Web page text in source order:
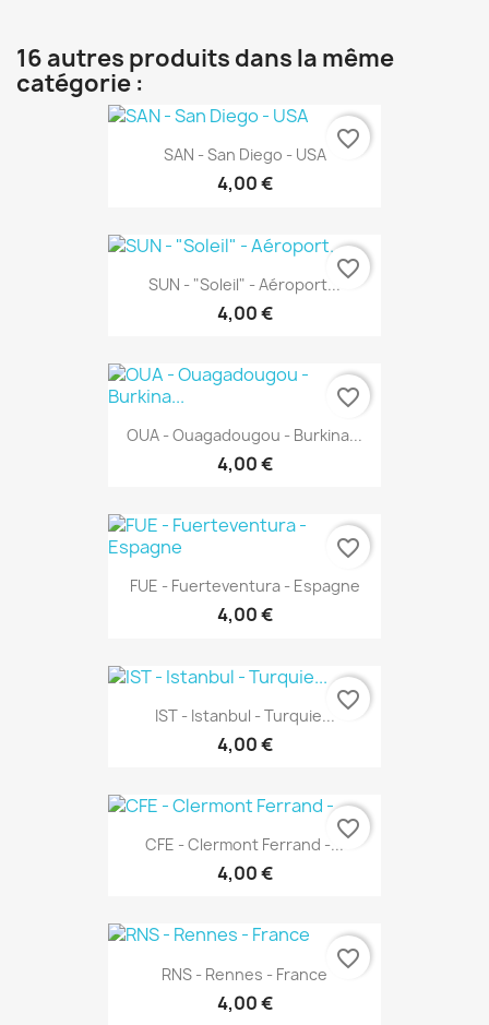
16 autres produits dans la même
catégorie :
SAN - San Diego - USA
4,00 €
favorite_border
SUN - "Soleil" - Aéroport...
4,00 €
favorite_border
OUA - Ouagadougou - Burkina...
4,00 €
favorite_border
FUE - Fuerteventura - Espagne
4,00 €
favorite_border
IST - Istanbul - Turquie...
4,00 €
favorite_border
CFE - Clermont Ferrand -...
4,00 €
favorite_border
RNS - Rennes - France
4,00 €
favorite_border